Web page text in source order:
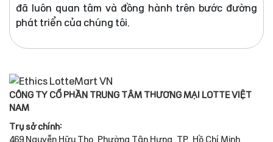
đã luôn quan tâm và đồng hành trên bước đường
phát triển của chúng tôi.
CÔNG TY CỔ PHẦN TRUNG TÂM THƯƠNG MẠI LOTTE VIỆT
NAM
Trụ sở chính:
469 Nguyễn Hữu Thọ, Phường Tân Hưng, TP. Hồ Chí Minh